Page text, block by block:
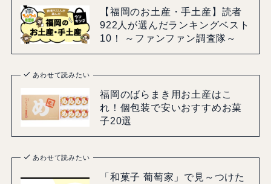
【福岡のお土産・手土産】読者
922人が選んだランキングベスト
10！ ～ファンファン調査隊～
あわせて読みたい
福岡のばらまき用お土産はこ
れ！個包装で安いおすすめお菓
子20選
あわせて読みたい
「和菓子 葡萄家」で見～つけた